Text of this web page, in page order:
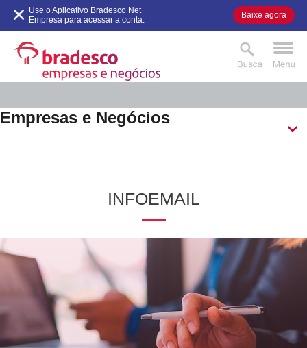
VER AGORA
Empresas e Negócios
INFOEMAIL
Use o Aplicativo Bradesco Net
Empresa para acessar a conta.
Baixe agora